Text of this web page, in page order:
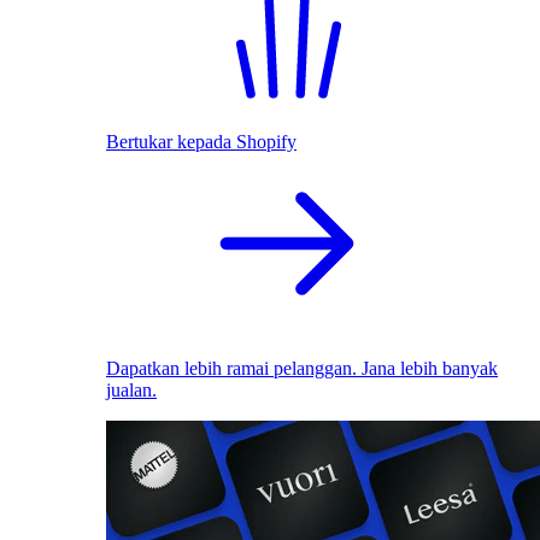
Bertukar kepada Shopify
Dapatkan lebih ramai pelanggan. Jana lebih banyak
jualan.